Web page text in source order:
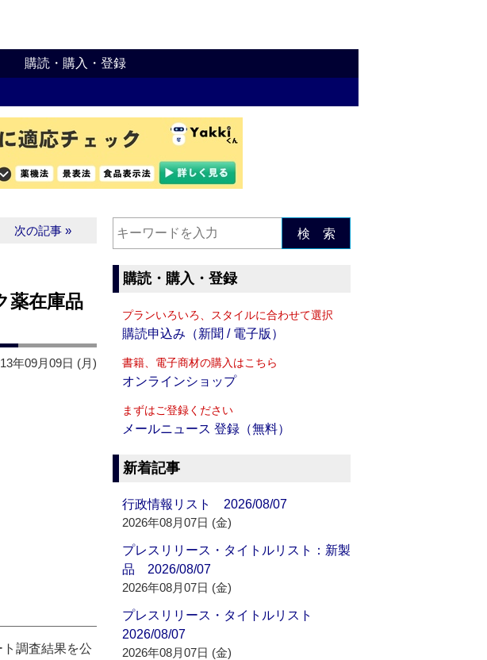
購読・購入・登録
次の記事 »
薬在庫品
年09月09日 (月)
調査結果を公
検 索
購読・購入・登録
プランいろいろ、スタイルに合わせて選択
購読申込み（新聞 / 電子版）
書籍、電子商材の購入はこちら
オンラインショップ
まずはご登録ください
メールニュース 登録（無料）
新着記事
行政情報リスト 2026/08/07
2026年08月07日 (金)
プレスリリース・タイトルリスト：新製
品 2026/08/07
2026年08月07日 (金)
プレスリリース・タイトルリスト
2026/08/07
2026年08月07日 (金)